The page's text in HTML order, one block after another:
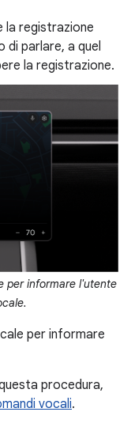
la registrazione
di parlare, a quel
la registrazione.
per informare l'utente
per informare
procedura,
vocali.